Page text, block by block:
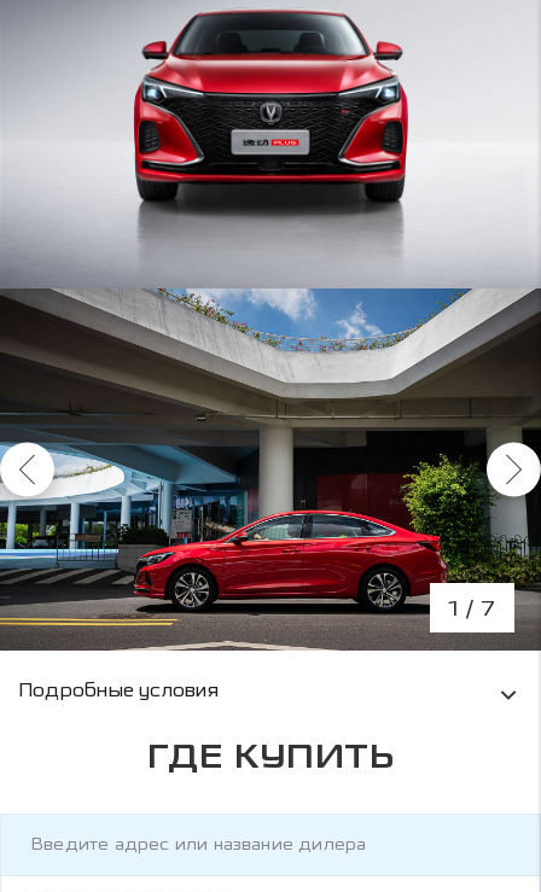
1 / 7
Условия кредитования и информация о
Подробные условия
ГДЕ КУПИТЬ